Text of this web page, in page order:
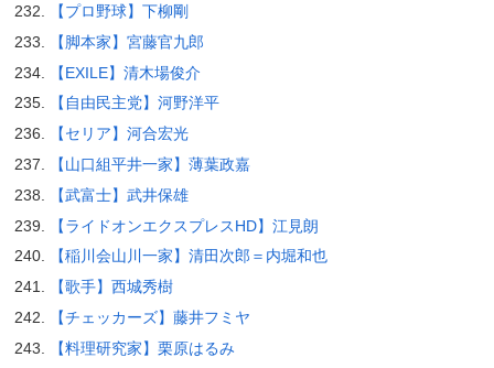
【プロ野球】下柳剛
【脚本家】宮藤官九郎
【EXILE】清木場俊介
【自由民主党】河野洋平
【セリア】河合宏光
【山口組平井一家】薄葉政嘉
【武富士】武井保雄
【ライドオンエクスプレスHD】江見朗
【稲川会山川一家】清田次郎＝内堀和也
【歌手】西城秀樹
【チェッカーズ】藤井フミヤ
【料理研究家】栗原はるみ